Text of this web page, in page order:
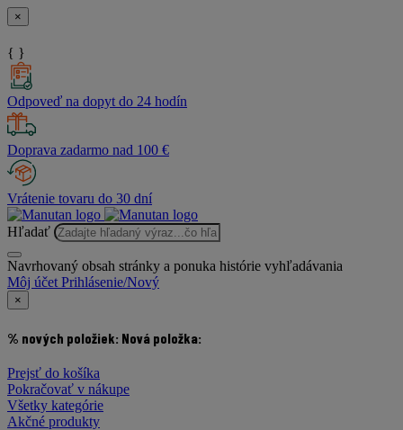
×
{ }
Odpoveď na dopyt do 24 hodín
Doprava zadarmo nad 100 €
Vrátenie tovaru do 30 dní
Hľadať
Navrhovaný obsah stránky a ponuka histórie vyhľadávania
Môj účet Prihlásenie/Nový
×
% nových položiek: Nová položka:
Prejsť do košíka
Pokračovať v nákupe
Všetky kategórie
Akčné produkty